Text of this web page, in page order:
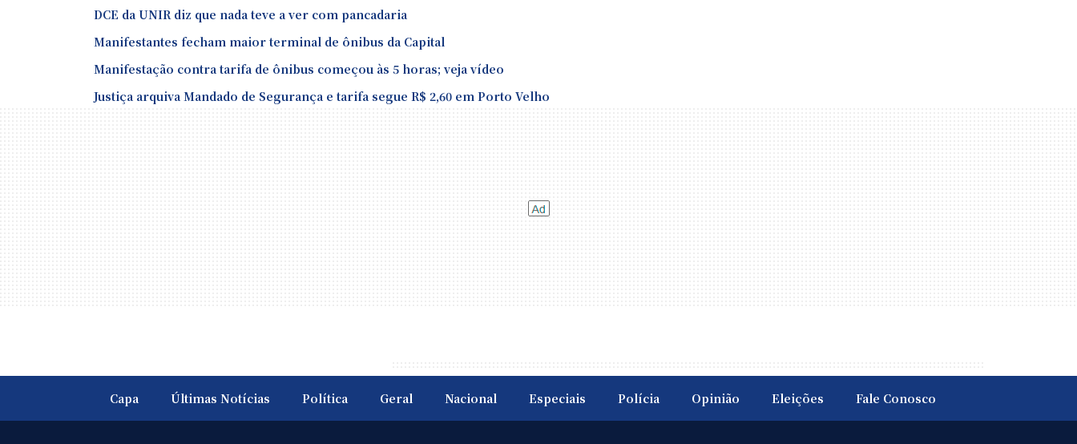
DCE da UNIR diz que nada teve a ver com pancadaria
Manifestantes fecham maior terminal de ônibus da Capital
Manifestação contra tarifa de ônibus começou às 5 horas; veja vídeo
Justiça arquiva Mandado de Segurança e tarifa segue R$ 2,60 em Porto Velho
Capa Últimas Notícias Política Geral Nacional Especiais Polícia Opinião Eleições Fale Conosco